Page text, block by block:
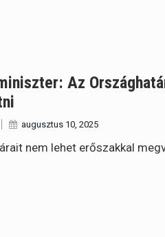
Az
augusztus 10, 2025
nem lehet erőszakkal